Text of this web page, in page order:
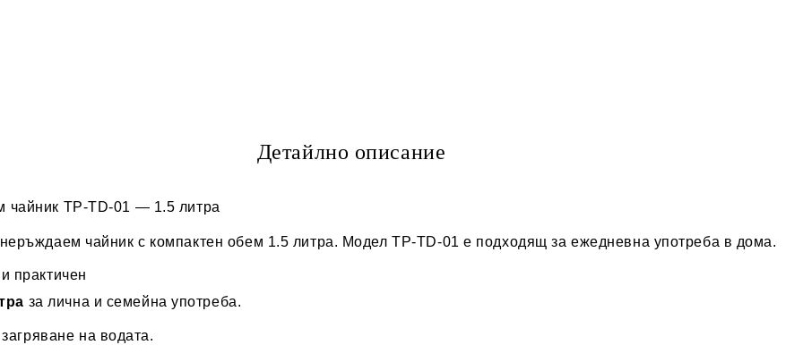
Детайлно описание
чайник TP-TD-01 — 1.5 литра
неръждаем чайник с компактен обем 1.5 литра. Модел TP-TD-01 е подходящ за ежедневна употреба в дома.
практичен
за лична и семейна употреба.
на водата.